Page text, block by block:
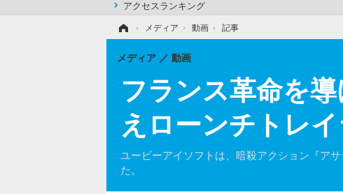
アクセスランキング
› メディア › 動画 › 記事
フランス革命を
えローンチトレ
ユービーアイソフトは、暗殺アクション『ア
た。
メディア 動画